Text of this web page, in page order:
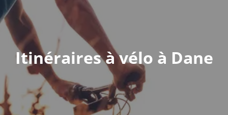
Itinéraires à vélo à Dane